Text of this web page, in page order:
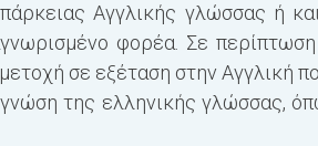
Αγγλικής γλώσσας ή
φορέα. Σε
σε εξέταση στην Αγγλική
της ελληνικής γλώσσας,